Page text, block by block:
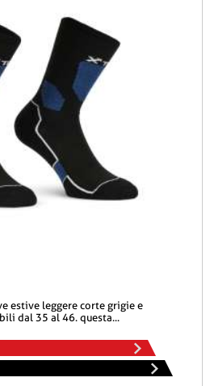
dal 35 al 46. questa...